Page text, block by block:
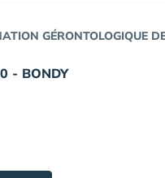
GÉRONTOLOGIQUE
- BONDY